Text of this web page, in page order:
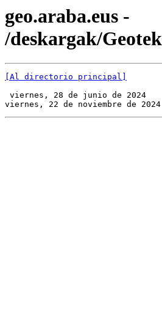
geo.araba.eus -
/deskargak/
[Al directorio principal]
viernes, 28 de junio de 2024
viernes, 22 de noviembre de